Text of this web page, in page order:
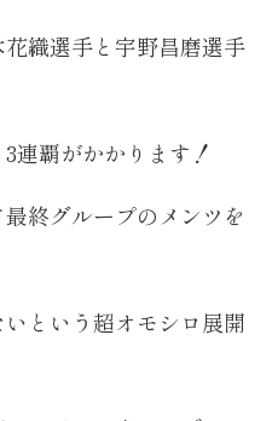
織選手と宇野昌磨選手
連覇がかかります！
終グループのメンツを
という超オモシロ展開